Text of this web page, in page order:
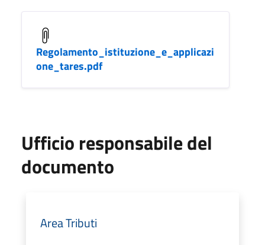
Regolamento_istituzione_e_applicazi
one_tares.pdf
Ufficio responsabile del
documento
Area Tributi